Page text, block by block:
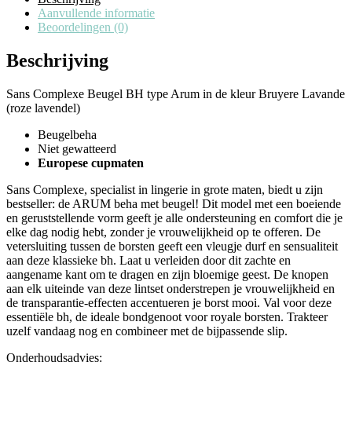
Aanvullende informatie
Beoordelingen (0)
Beschrijving
Sans Complexe Beugel BH type Arum in de kleur Bruyere Lavande
(roze lavendel)
Beugelbeha
Niet gewatteerd
Europese cupmaten
Sans Complexe, specialist in lingerie in grote maten, biedt u zijn
bestseller: de ARUM beha met beugel! Dit model met een boeiende
en geruststellende vorm geeft je alle ondersteuning en comfort die je
elke dag nodig hebt, zonder je vrouwelijkheid op te offeren. De
vetersluiting tussen de borsten geeft een vleugje durf en sensualiteit
aan deze klassieke bh. Laat u verleiden door dit zachte en
aangename kant om te dragen en zijn bloemige geest. De knopen
aan elk uiteinde van deze lintset onderstrepen je vrouwelijkheid en
de transparantie-effecten accentueren je borst mooi. Val voor deze
essentiële bh, de ideale bondgenoot voor royale borsten. Trakteer
uzelf vandaag nog en combineer met de bijpassende slip.
Onderhoudsadvies: